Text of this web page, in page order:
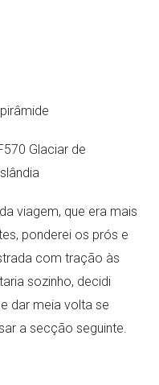
viagem, que era mais
ponderei os prós e
com tração às
sozinho, decidi
dar meia volta se
a secção seguinte.